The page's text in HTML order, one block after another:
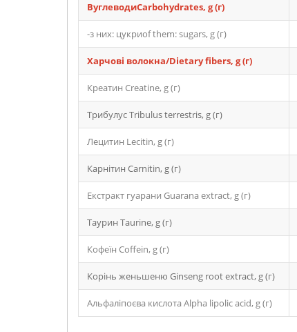
ВуглеводиCarbohydrates, g (г)
-з них: цукриof them: sugars, g (г)
Харчові волокна/Dietary fibers, g (г)
Креатин Creatine, g (г)
Трибулус Tribulus terrestris, g (г)
Лецитин Lecitin, g (г)
Карнітин Carnitin, g (г)
Екстракт гуарани Guarana extract, g (г)
Таурин Taurine, g (г)
Кофеїн Coffein, g (г)
Корінь женьшеню Ginseng root extract, g (г)
Альфаліпоєва кислота Alpha lipolic acid, g (г)